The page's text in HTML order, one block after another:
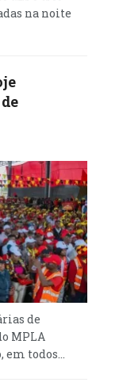
e
negócios
civil
e
na noite
de
MPLA
em todos...